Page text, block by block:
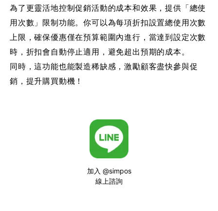
為了更靈活地控制促銷活動的成本和效果，提供「總使
用次數」限制功能。你可以為每項折扣設置總使用次數
上限，確保優惠僅在預算範圍內進行，當達到設定次數
時，折扣會自動停止適用，避免超出預期的成本。
同時，這功能也能製造稀缺感，激勵顧客盡快參與促
銷，提升購買動機！
加入 @simpos
線上諮詢